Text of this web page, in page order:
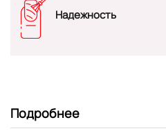
Надежность
Подробнее